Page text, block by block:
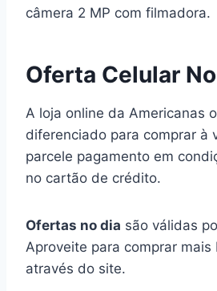
câmera 2 MP com filmadora.
Oferta Celular
A loja online da Americanas
diferenciado para comprar à
parcele pagamento em
no cartão de crédito.
Ofertas no dia são válidas
Aproveite para comprar mais
através do site.